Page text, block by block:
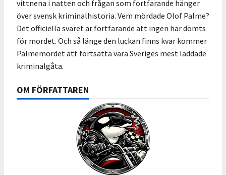
vittnena i natten och frågan som fortfarande hänger
över svensk kriminalhistoria. Vem mördade Olof Palme?
Det officiella svaret är fortfarande att ingen har dömts
för mordet. Och så länge den luckan finns kvar kommer
Palmemordet att fortsätta vara Sveriges mest laddade
kriminalgåta.
OM FÖRFATTAREN